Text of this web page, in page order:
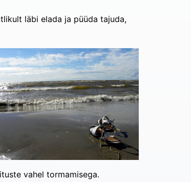
läbi elada ja püüda tajuda,
vahel tormamisega.